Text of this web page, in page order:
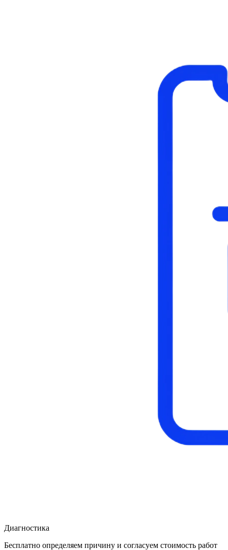
Диагностика
Бесплатно определяем причину и согласуем стоимость работ